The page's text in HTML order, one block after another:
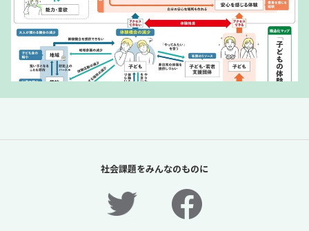
「夏休みの過ごし方は留守番」責任があるの
公開！】【ニュースに潜む社会課題をキャッ
社会課題をみんなのものに